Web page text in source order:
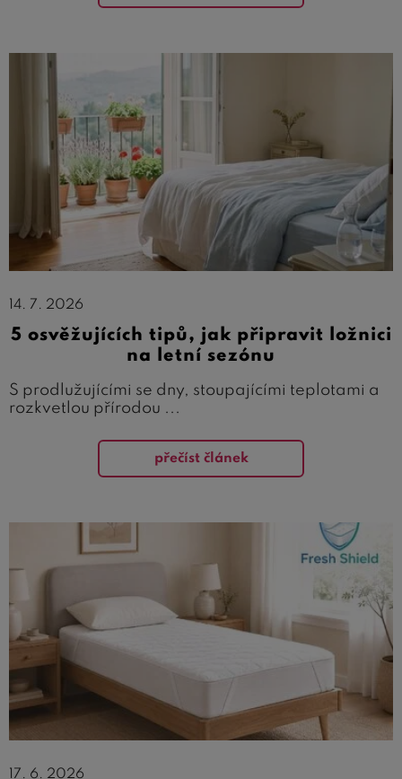
14. 7. 2026
5 osvěžujících tipů, jak připravit ložnici
na letní sezónu
S prodlužujícími se dny, stoupajícími teplotami a
rozkvetlou přírodou ...
přečíst článek
17. 6. 2026